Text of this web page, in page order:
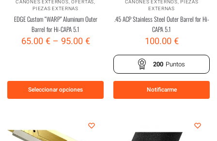
CAÑONES EXTERNOS, OFERTAS,
PIEZAS EXTERNAS
EDGE Custom “WARP” Aluminum Outer
Barrel for Hi-CAPA 5.1
65.00€– 95.00€
Seleccionar opciones
CAÑONES EXTERNOS,PIEZAS
EXTERNAS
.45 ACP Stainless Steel Outer Barrel for Hi-
CAPA 5.1
100.00€
200 Puntos
Notificarme